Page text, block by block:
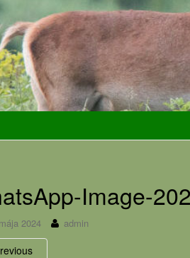
Image-
2024 admin